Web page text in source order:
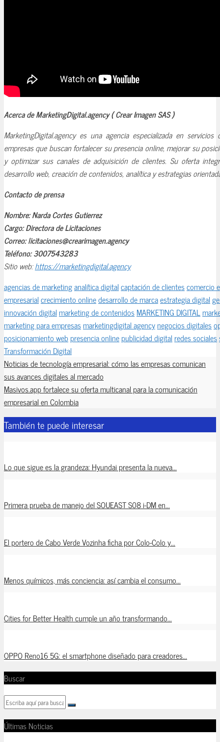
Acerca de MarketingDigital.agency ( Crear Imagen SAS )
MarketingDigital.agency es una agencia especializada en
empresas que buscan fortalecer su presencia online, mejorar su
y optimizar sus canales de adquisición de clientes. Su oferta
desarrollo web, creación de contenidos, analítica y estrategias
Contacto de prensa
Nombre: Narda Cortes Gutierrez
Cargo: Directora de Licitaciones
Correo: licitaciones@crearimagen.agency
Teléfono: 3007543283
Sitio web:https://marketingdigital.agency
agencias de marketinganalítica digitalcaptación de clientescomercio
empresarialcrecimiento onlinedesarrollo de marcaestrategia digital
innovación digital marketing de contenidosMARKETING DIGITAL
marketing para empresasmarketingdigital agencynegocios digitales
posicionamiento webpresencia onlinepublicidad digital redes sociales
Transformación Digital
Noticias de tecnología empresarial: cómo las empresas comunican
sus avances digitales al mercado
Masivos.app fortalece su oferta multicanal para la comunicación
empresarial en Colombia
También te puede interesar
Lo que sigue es la grandeza: Hyundai presenta la nueva...
Primera prueba de manejo del SOUEAST S08 i-DM en...
El portero de Cabo Verde Vozinha ficha por Colo-Colo y...
Menos químicos, más conciencia: así cambia el consumo...
Cities for Better Health cumple un año transformando...
OPPO Reno16 5G: el smartphone diseñado para creadores...
Buscar
Últimas Noticias